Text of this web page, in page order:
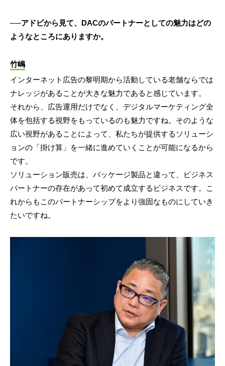
──アドビから見て、DACのパートナーとしての魅力はどの
ようなところにありますか。
竹嶋
インターネット広告の黎明期から活動している老舗ならでは
ナレッジがあることが大きな魅力であると感じています。
それから、広告運用だけでなく、デジタルマーケティング全
体を包括する視野をもっているのも魅力ですね。そのような
広い視野があることによって、私たちが提供するソリューシ
ョンの「掛け算」を一緒に進めていくことが可能になるから
です。
ソリューション販売は、パッケージ製品と違って、ビジネス
パートナーの存在があって初めて成立するビジネスです。こ
れからもこのパートナーシップをより強固なものにしていき
たいですね。